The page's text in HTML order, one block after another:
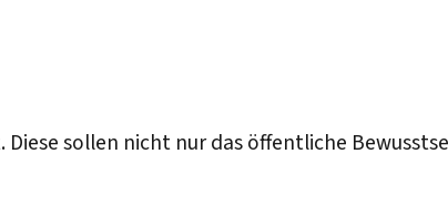
sollen nicht nur das öffentliche